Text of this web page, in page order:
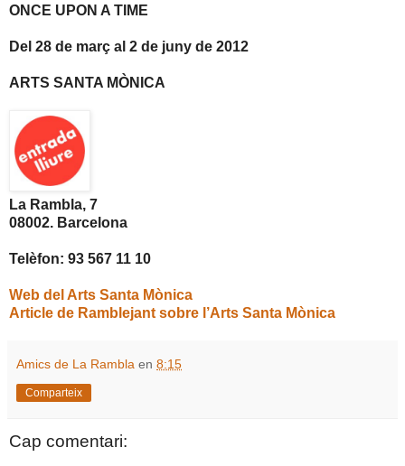
ONCE UPON A TIME
Del 28 de març al 2 de juny de 2012
ARTS SANTA MÒNICA
La Rambla, 7
08002. Barcelona
Telèfon: 93 567 11 10
Web del Arts Santa Mònica
Article de Ramblejant sobre l’Arts Santa Mònica
Amics de La Rambla en 8:15
Comparteix
Cap comentari: